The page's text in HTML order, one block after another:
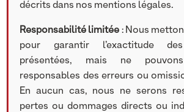
pour la parité dans le monde du
définissent les grands objectifs de
décennie pour l’égalité entre les
femme en entreprise. Retrouvez la
https://www.linkedin.com/
am_exclusif-41-responsables-de-
entreprises-activity-
décrits dans nos mentions légales.
Responsabilité limitée : Nous
pour garantir l’exactitude
présentées, mais ne
responsables des erreurs ou
En aucun cas, nous ne serons
pertes ou dommages directs ou